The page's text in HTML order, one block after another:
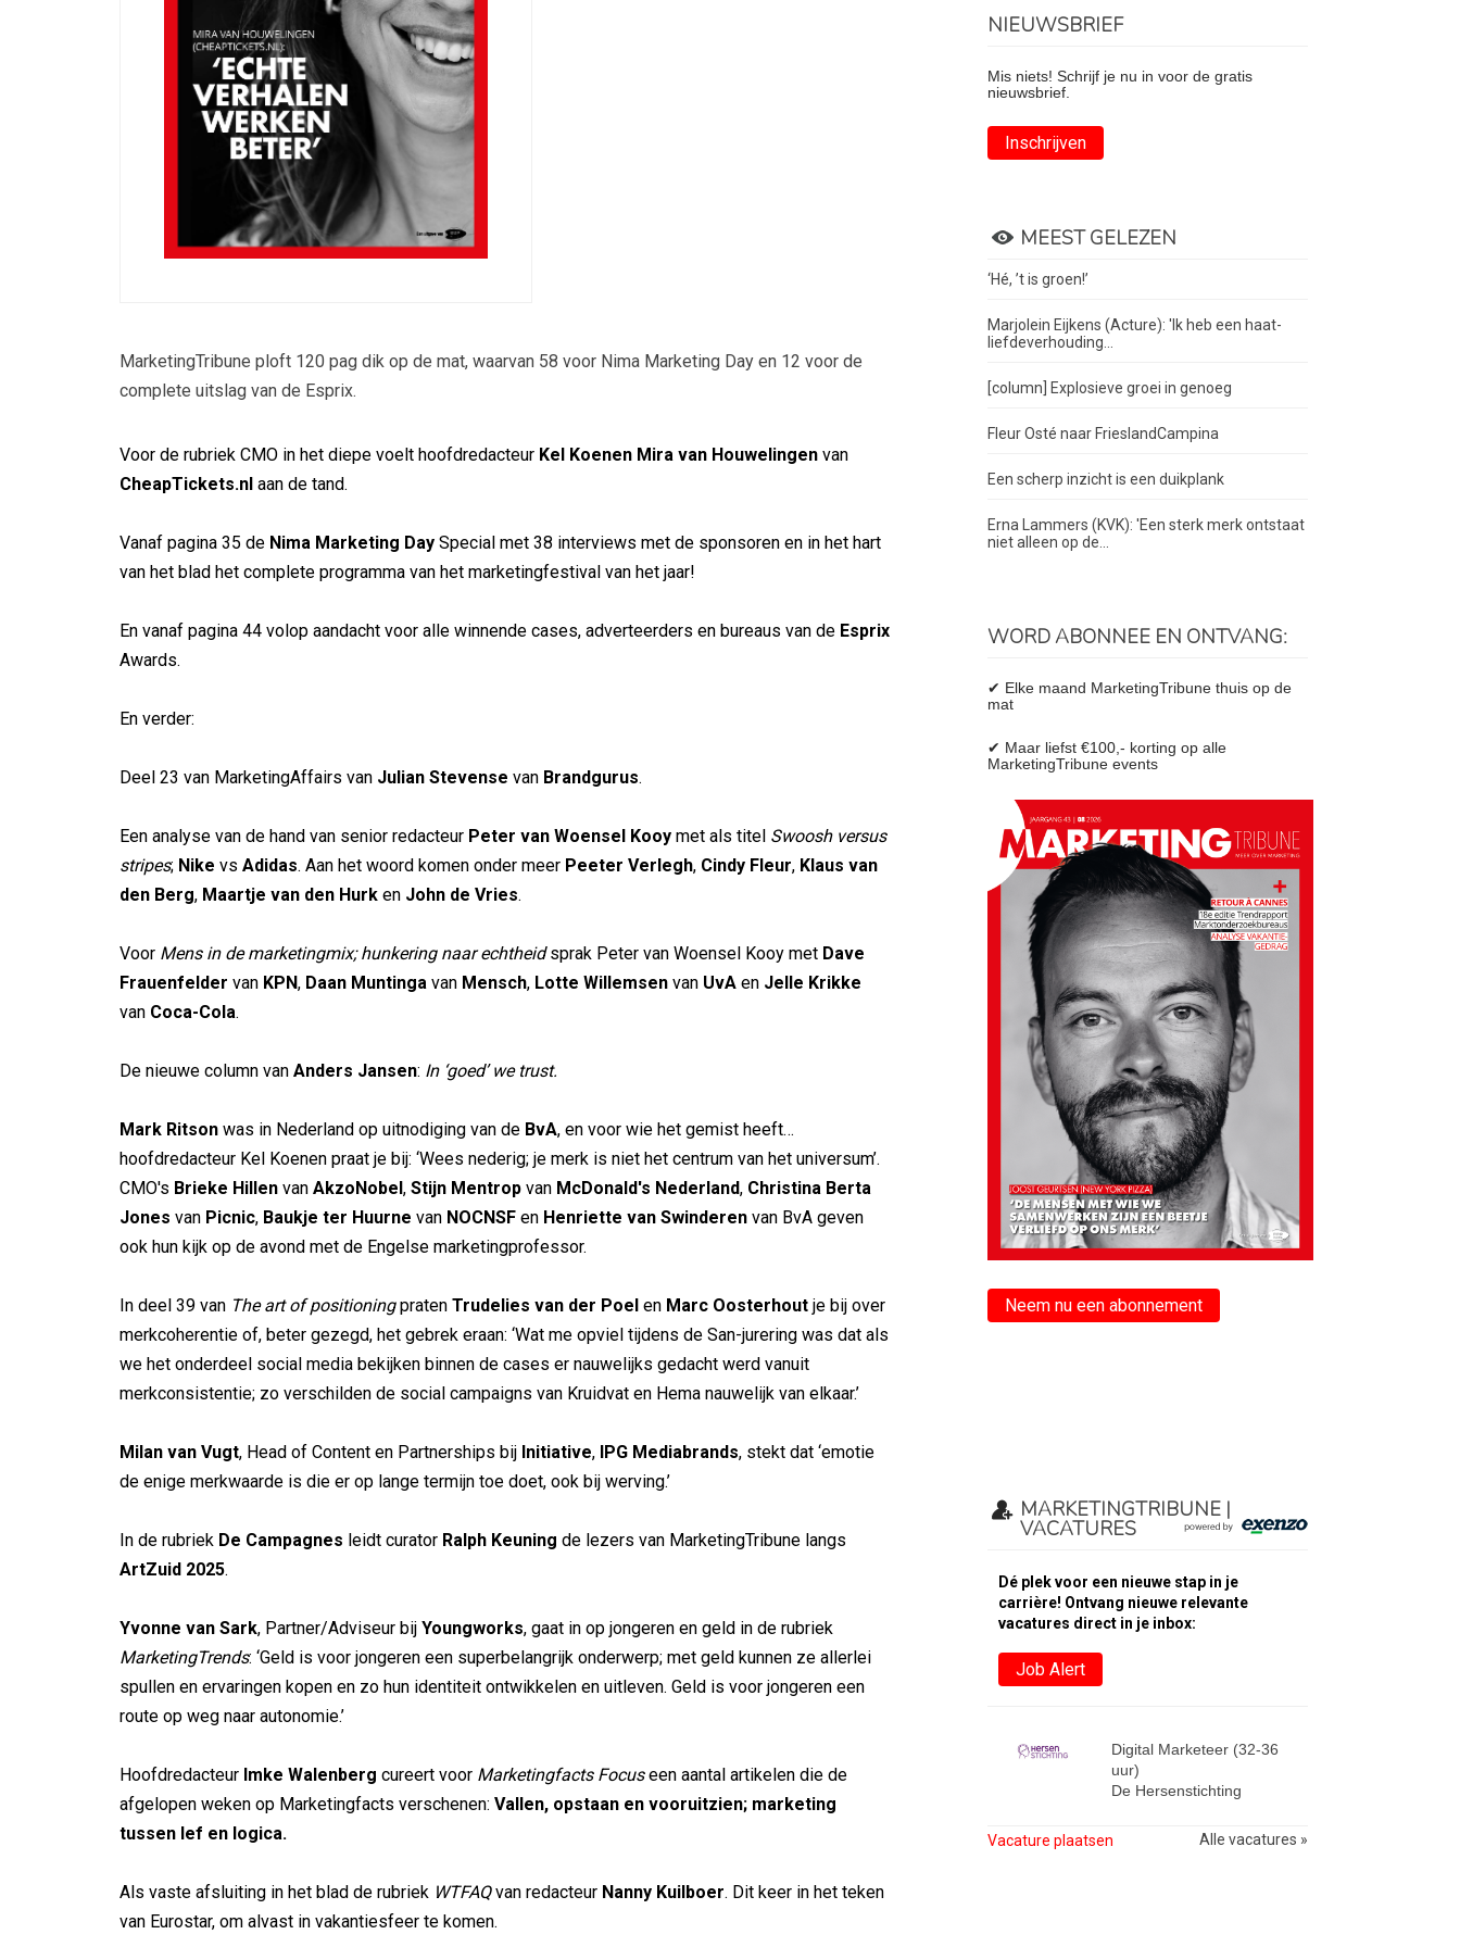
MarketingTribune ploft 120 pag dik op de mat, waarvan 58 voor Nima Marketing Day en 12 voor de
complete uitslag van de Esprix.
Voor de rubriek CMO in het diepe voelt hoofdredacteur Kel Koenen Mira van Houwelingen van
CheapTickets.nl aan de tand.
Vanaf pagina 35 de Nima Marketing Day Special met 38 interviews met de sponsoren en in het hart
van het blad het complete programma van het marketingfestival van het jaar!
En vanaf pagina 44 volop aandacht voor alle winnende cases, adverteerders en bureaus van de Esprix
Awards.
En verder:
Deel 23 van MarketingAffairs van Julian Stevense van Brandgurus.
Een analyse van de hand van senior redacteur Peter van Woensel Kooy met als titel Swoosh versus
stripes; Nike vs Adidas. Aan het woord komen onder meer Peeter Verlegh, Cindy Fleur, Klaus van
den Berg, Maartje van den Hurk en John de Vries.
Voor Mens in de marketingmix; hunkering naar echtheidsprak Peter van Woensel Kooy met Dave
Frauenfelder van KPN, Daan Muntinga van Mensch, Lotte Willemsen van UvA en Jelle Krikke
van Coca-Cola.
De nieuwe column van Anders Jansen: In ‘goed’ we trust.
Mark Ritson was in Nederland op uitnodiging van de BvA, en voor wie het gemist heeft…
hoofdredacteur Kel Koenen praat je bij: ‘Wees nederig; je merk is niet het centrum van het universum’.
CMO's Brieke Hillen van AkzoNobel , Stijn Mentrop van McDonald's Nederland, Christina Berta
Jones van Picnic, Baukje ter Huurne van NOCNSF en Henriette van Swinderen van BvA geven
ook hun kijk op de avond met de Engelse marketingprofessor.
In deel 39 van The art of positioningpraten Trudelies van der Poel en Marc Oosterhout je bij over
merkcoherentie of, beter gezegd, het gebrek eraan: ‘Wat me opviel tijdens de San-jurering was dat als
we het onderdeel social media bekijken binnen de cases er nauwelijks gedacht werd vanuit
merkconsistentie; zo verschilden de social campaigns van Kruidvat en Hema nauwelijk van elkaar.’
Milan van Vugt, Head of Content en Partnerships bij Initiative, IPG Mediabrands, stekt dat ‘emotie
de enige merkwaarde is die er op lange termijn toe doet, ook bij werving.’
In de rubriek De Campagnes leidt curator Ralph Keuning de lezers van MarketingTribune langs
ArtZuid 2025.
Yvonne van Sark, Partner/Adviseur bij Youngworks, gaat in op jongeren en geld in de rubriek
MarketingTrends: ‘Geld is voor jongeren een superbelangrijk onderwerp; met geld kunnen ze allerlei
spullen en ervaringen kopen en zo hun identiteit ontwikkelen en uitleven. Geld is voor jongeren een
route op weg naar autonomie.’
Hoofdredacteur Imke Walenberg cureert voor Marketingfacts Focuseen aantal artikelen die de
afgelopen weken op Marketingfacts verschenen: Vallen, opstaan en vooruitzien; marketing
tussen lef en logica.
Als vaste afsluiting in het blad de rubriek WTFAQvan redacteur Nanny Kuilboer. Dit keer in het teken
van Eurostar, om alvast in vakantiesfeer te komen.
NIEUWSBRIEF
Mis niets! Schrijf je nu in voor de gratis
nieuwsbrief.
Inschrijven
MEEST GELEZEN
‘Hé, ’t is groen!’
Marjolein Eijkens (Acture): 'Ik heb een haat-
liefdeverhouding...
[column] Explosieve groei in genoeg
Fleur Osté naar FrieslandCampina
Een scherp inzicht is een duikplank
Erna Lammers (KVK): 'Een sterk merk ontstaat
niet alleen op de...
WORD ABONNEE EN ONTVANG:
✔ Elke maand MarketingTribune thuis op de
mat
✔ Maar liefst €100,- korting op alle
MarketingTribune events
Neem nu een abonnement
MARKETINGTRIBUNE |
VACATURES
Dé plek voor een nieuwe stap in je
carrière! Ontvang nieuwe relevante
vacatures direct in je inbox:
Job Alert
Digital Marketeer (32-36
uur)
De Hersenstichting
Vacature plaatsen Alle vacatures »